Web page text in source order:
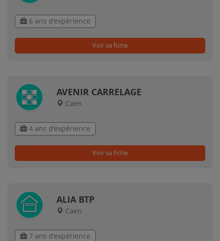
6 ans d'expérience
Voir sa fiche
AVENIR CARRELAGE
Caen
4 ans d'expérience
Voir sa fiche
ALIA BTP
Caen
7 ans d'expérience